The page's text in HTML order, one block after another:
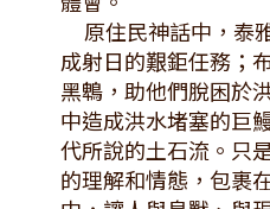
原住民神話中，泰
成射日的艱鉅任務；
黑鵯，助他們脫困於
中造成洪水堵塞的巨
代所說的土石流。只
的理解和情態，包裹